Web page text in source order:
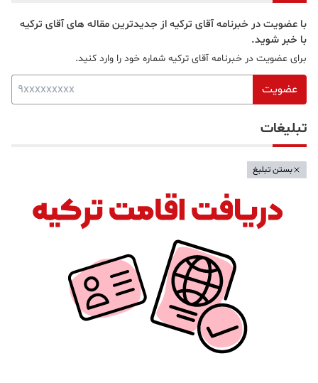
با عضویت در خبرنامه آقای ترکیه از جدیدترین مقاله های آقای ترکیه
با خبر شوید.
برای عضویت در خبرنامه آقای ترکیه شماره خود را وارد کنید.
عضویت
تبلیغات
بستن تبلیغ